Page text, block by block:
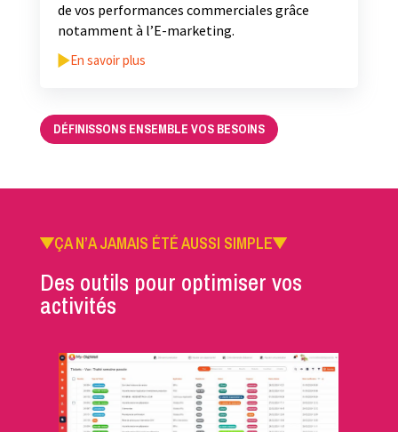
de vos performances commerciales grâce
notamment à l’E-marketing.
En savoir plus
DÉFINISSONS ENSEMBLE VOS BESOINS
ÇA N’A JAMAIS ÉTÉ AUSSI SIMPLE
Des outils pour optimiser vos
activités